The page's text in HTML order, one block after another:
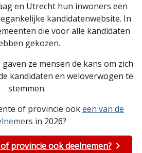
en Utrecht hun inwoners een
kandidatenwebsite. In
die voor alle kandidaten
gekozen.
gaven ze mensen de kans om zich
kandidaten en weloverwogen te
stemmen.
of provincie ookeen van de
rs in 2026?
provincie ook deelnemen?